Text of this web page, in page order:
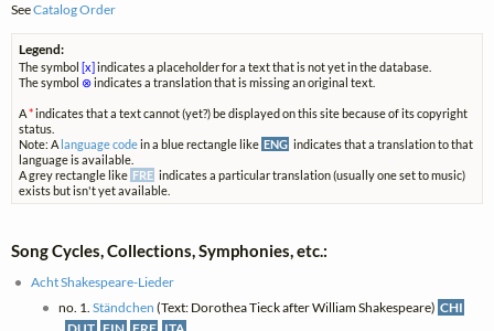
SeeCatalog Order
Legend:
The symbol[x]indicates a placeholder for a text that is not yet in the database.
The symbol ⊗indicates a translation that is missing an original text.
A*indicates that a text cannot (yet?) be displayed on this site because of its copyright
status.
Note: A language codein a blue rectangle like ENG indicates that a translation to that
language is available.
A grey rectangle like FRE indicates a particular translation (usually one set to music)
exists but isn't yet available.
Song Cycles, Collections, Symphonies, etc.:
Acht Shakespeare-Lieder
no. 1. Ständchen (Text: Dorothea Tieck after William Shakespeare) CHI